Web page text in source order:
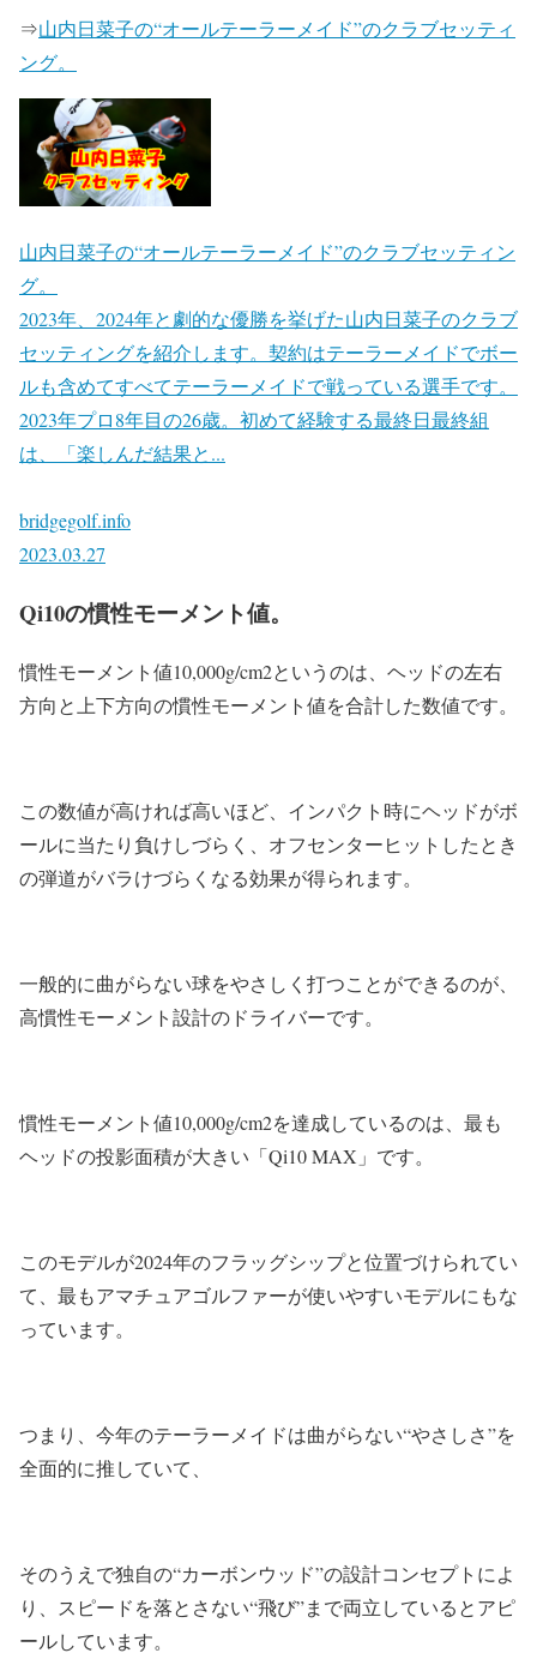
⇒山内日菜子の“オールテーラーメイド”のクラブセッティ
ング。
山内日菜子の“オールテーラーメイド”のクラブセッティン
グ。
2023年、2024年と劇的な優勝を挙げた山内日菜子のクラブ
セッティングを紹介します。契約はテーラーメイドでボー
ルも含めてすべてテーラーメイドで戦っている選手です。
2023年プロ8年目の26歳。初めて経験する最終日最終組
は、「楽しんだ結果と...
bridgegolf.info
2023.03.27
Qi10の慣性モーメント値。
慣性モーメント値10,000g/cm2というのは、ヘッドの左右
方向と上下方向の慣性モーメント値を合計した数値です。
この数値が高ければ高いほど、 インパクト時にヘッドがボ
ールに当たり負けしづらく、オフセンターヒットしたとき
の弾道がバラけづらくなる効果が得られます。
一般的に曲がらない球をやさしく打つことができるのが、
高慣性モーメント設計のドライバーです。
慣性モーメント値10,000g/cm2を達成しているのは、最も
ヘッドの投影面積が大きい「Qi10 MAX」です。
このモデルが2024年のフラッグシップと位置づけられてい
て、最もアマチュアゴルファーが使いやすいモデルにもな
っています。
つまり、今年のテーラーメイドは曲がらない“やさしさ”を
全面的に推していて、
そのうえで独自の“カーボンウッド”の設計コンセプトによ
り、スピードを落とさない“飛び”まで両立しているとアピ
ールしています。